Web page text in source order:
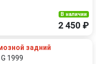
В наличии
2 450 ₽
задний
1999